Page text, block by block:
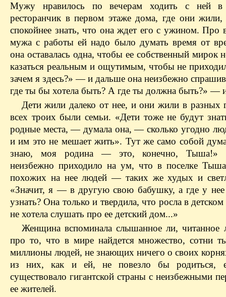
Мужу нравилось по вечерам ходить с ней в
ресторанчик в первом этаже дома, где они
спокойнее знать, что она ждет его с ужином. Про
мужа с работы ей надо было думать время от
она оставалась одна, чтобы ее собственный мирок
казаться реальным и ощутимым, чтобы не
зачем я здесь?» — и дальше она неизбежно
где ты бы хотела быть? А где ты должна быть?» —
Дети жили далеко от нее, и они жили в разных
всех троих были семьи. «Дети тоже не будут
родные места, — думала она, — сколько угодно
и им это не мешает жить». Тут же само собой
знаю, моя родина — это, конечно, Тыша!»
неизбежно приходило на ум, что в поселке
похожих на нее людей — таких же худых и
«Значит, я — в другую свою бабушку, а где у нее
узнать? Она только и твердила, что росла в
не хотела слушать про ее детский дом...»
Женщина вспоминала слышанное ли,
про то, что в мире найдется множество, сотни
миллионы людей, не знающих ничего о своих
из них, как и ей, не повезло бы родиться,
существовало гигантской страны с неизбежными
ее жителей.